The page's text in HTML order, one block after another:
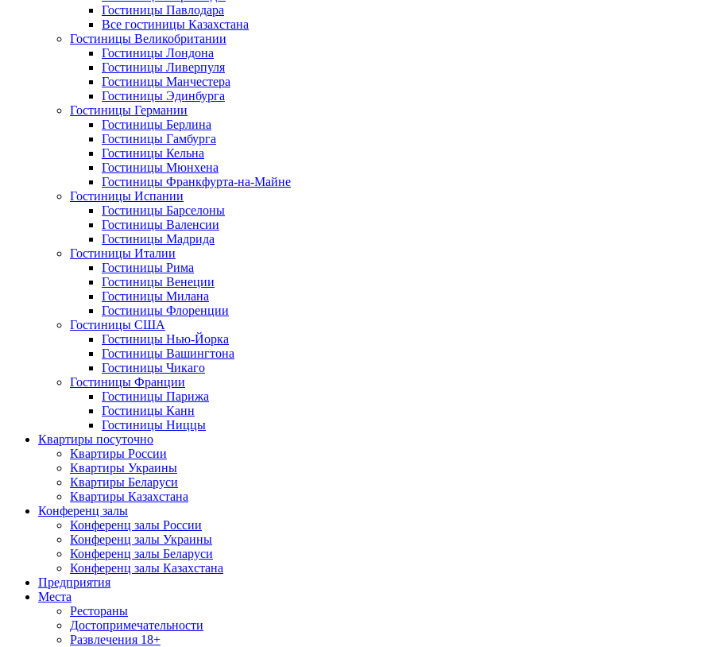
Гостиницы Павлодара
Все гостиницы Казахстана
Гостиницы Великобритании
Гостиницы Лондона
Гостиницы Ливерпуля
Гостиницы Манчестера
Гостиницы Эдинбурга
Гостиницы Германии
Гостиницы Берлина
Гостиницы Гамбурга
Гостиницы Кельна
Гостиницы Мюнхена
Гостиницы Франкфурта-на-Майне
Гостиницы Испании
Гостиницы Барселоны
Гостиницы Валенсии
Гостиницы Мадрида
Гостиницы Италии
Гостиницы Рима
Гостиницы Венеции
Гостиницы Милана
Гостиницы Флоренции
Гостиницы США
Гостиницы Нью-Йорка
Гостиницы Вашингтона
Гостиницы Чикаго
Гостиницы Франции
Гостиницы Парижа
Гостиницы Канн
Гостиницы Ниццы
Квартиры посуточно
Квартиры России
Квартиры Украины
Квартиры Беларуси
Квартиры Казахстана
Конференц залы
Конференц залы России
Конференц залы Украины
Конференц залы Беларуси
Конференц залы Казахстана
Предприятия
Места
Рестораны
Достопримечательности
Развлечения 18+